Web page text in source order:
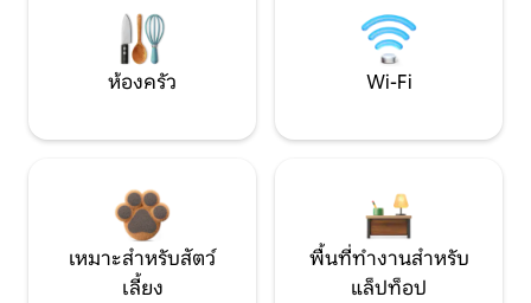
ห้องครัว Wi-Fi
เหมาะสำหรับสัตว์
เลี้ยง
พื้นที่ทำงานสำหรับ
แล็ปท็อป